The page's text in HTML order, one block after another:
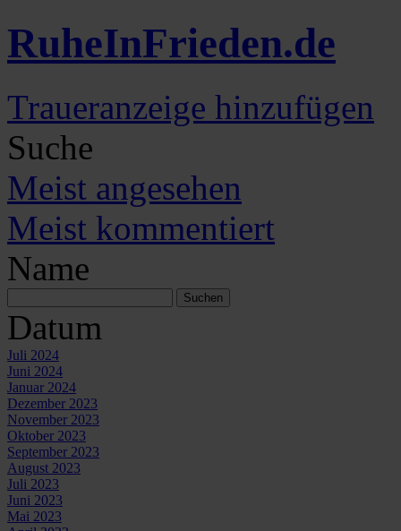
RuheInFrieden.de
Traueranzeige hinzufügen
Suche
Meist angesehen
Meist kommentiert
Name
Datum
Juli 2024
Juni 2024
Januar 2024
Dezember 2023
November 2023
Oktober 2023
September 2023
August 2023
Juli 2023
Juni 2023
Mai 2023